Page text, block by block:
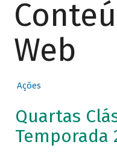
Web
Ações
Quartas
Temporada